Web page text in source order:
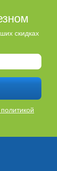
скидках